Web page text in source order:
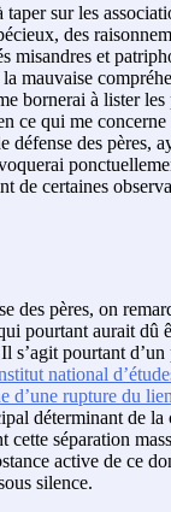
sur les
des
misandres et
mauvaise
bornerai à lister
ce qui me
défense des pères,
de certaines
des pères, on
pourtant aurait dû
s’agit pourtant
national
d’une rupture du
déterminant de la
cette séparation
active de ce
silence.